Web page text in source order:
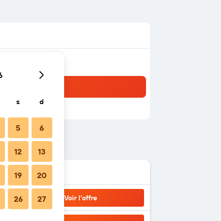
Voir l’offre
s d
5 6
12 13
19 20
26 27